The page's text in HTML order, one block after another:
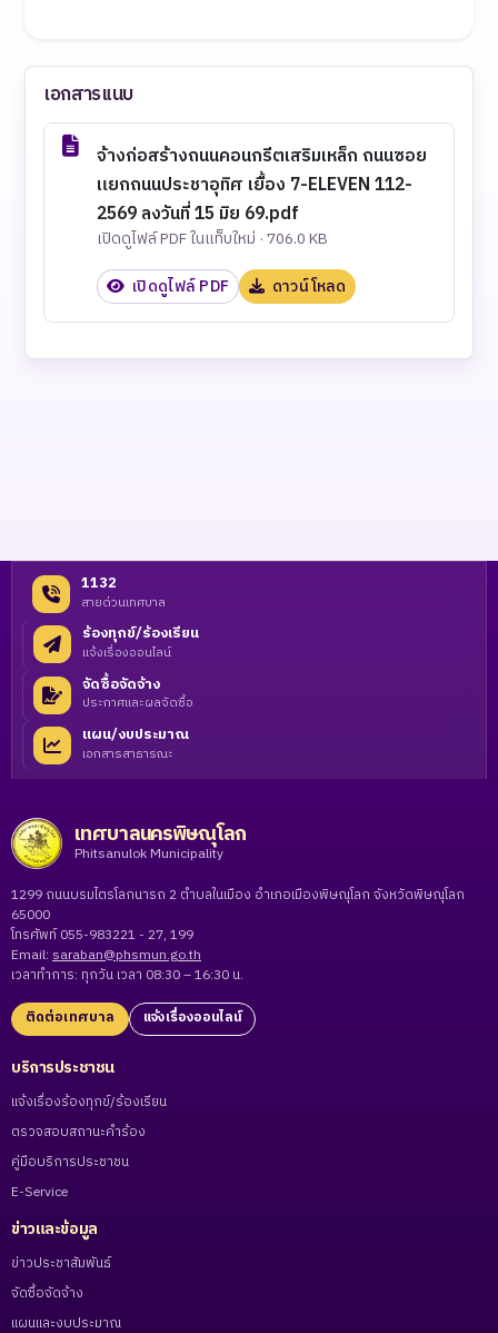
เอกสารแนบ
จ้างก่อสร้างถนนคอนกรีตเสริมเหล็ก ถนนซอย
แยกถนนประชาอุทิศ เยื้อง 7-ELEVEN 112-
2569 ลงวันที่ 15 มิย 69.pdf
เปิดดูไฟล์ PDF ในแท็บใหม่ · 706.0 KB
เปิดดูไฟล์ PDF ดาวน์โหลด
1132
สายด่วนเทศบาล
ร้องทุกข์/ร้องเรียน
แจ้งเรื่องออนไลน์
จัดซื้อจัดจ้าง
ประกาศและผลจัดซื้อ
แผน/งบประมาณ
เอกสารสาธารณะ
เทศบาลนครพิษณุโลก
Phitsanulok Municipality
1299 ถนนบรมไตรโลกนารถ 2 ตำบลในเมือง อำเภอเมืองพิษณุโลก จังหวัดพิษณุโลก
65000
โทรศัพท์ 055-983221 - 27, 199
Email: saraban@phsmun.go.th
เวลาทำการ: ทุกวัน เวลา 08:30 – 16:30 น.
ติดต่อเทศบาล แจ้งเรื่องออนไลน์
บริการประชาชน
แจ้งเรื่องร้องทุกข์/ร้องเรียน
ตรวจสอบสถานะคำร้อง
คู่มือบริการประชาชน
E-Service
ข่าวและข้อมูล
ข่าวประชาสัมพันธ์
จัดซื้อจัดจ้าง
แผนและงบประมาณ